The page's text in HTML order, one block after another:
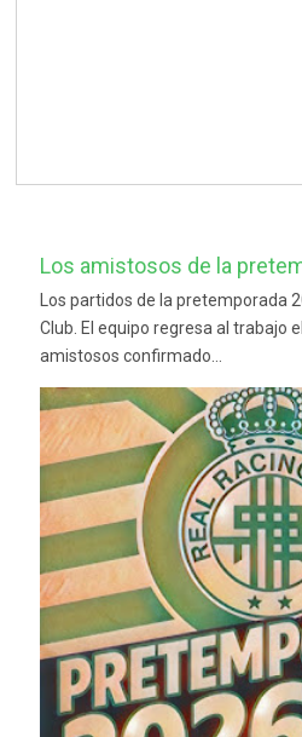
Los amistosos de la
Los partidos de la pretemporada
Club. El equipo regresa al trabajo
amistosos confirmado...